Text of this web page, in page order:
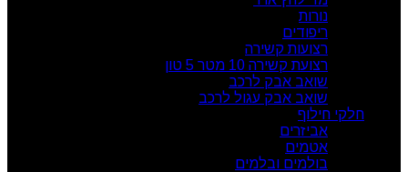
נורות
ריפודים
רצועות קשירה
רצועת קשירה 10 מטר 5 טון
שואב אבק לרכב
שואב אבק עגול לרכב
חלקי חילוף
אביזרים
אטמים
בולמים ובלמים